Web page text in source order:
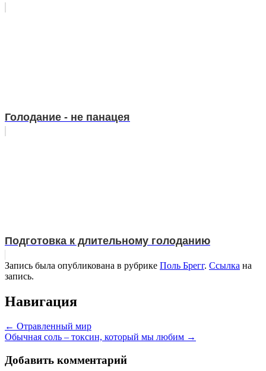
Голодание - не панацея
Подготовка к длительному голоданию
Запись была опубликована в рубрике Поль Брегг. Ссылка на
запись.
Навигация
← Отравленный мир
Обычная соль – токсин, который мы любим →
Добавить комментарий